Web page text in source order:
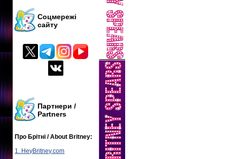
Соцмережі
сайту
Партнери /
Partners
Про Брітні / About Britney:
1. HeyBritney.com